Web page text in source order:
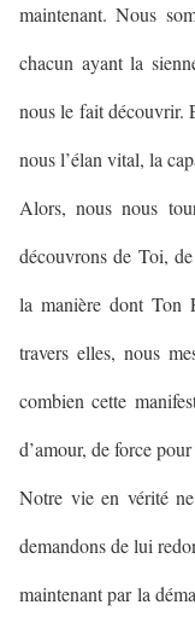
maintenant. Nous
chacun ayant la
nous le fait découvrir.
nous l’élan vital, la
Alors, nous nous
découvrons de Toi,
la manière dont Ton
travers elles, nous
combien cette
d’amour, de force
Notre vie en vérité
demandons de lui
maintenant par la